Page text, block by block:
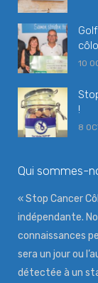
10
!
8
Qui sommes-
« Stop Cancer
indépendante.
connaissances
sera un jour ou
détectée à un